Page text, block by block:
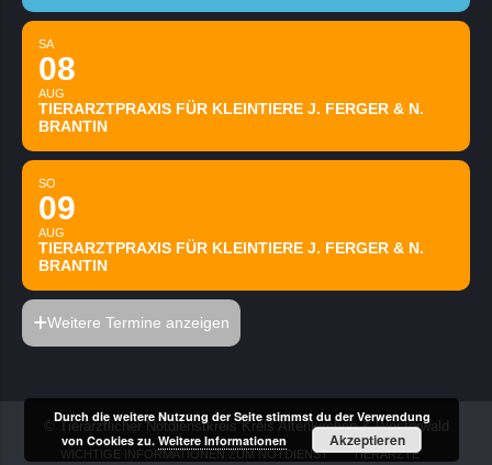
SA
08
AUG
TIERARZTPRAXIS FÜR KLEINTIERE J. FERGER & N.
BRANTIN
SO
09
AUG
TIERARZTPRAXIS FÜR KLEINTIERE J. FERGER & N.
BRANTIN
Weitere Termine anzeigen
© Tierärztlicher Notdienstkreis Kreis Altenkirchen & Westerwald
WICHTIGE INFORMATIONEN ZUM NOTDIENST
TIERÄRZTE
Durch die weitere Nutzung der Seite stimmst du der Verwendung
von Cookies zu.Weitere Informationen Akzeptieren